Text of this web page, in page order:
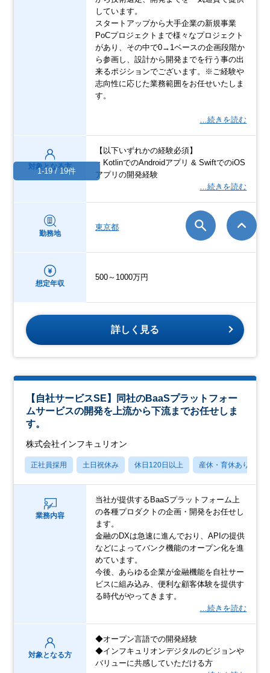
しています。
スタートアップから大手企業の新規事業
PoCプロジェクトまで様々なプロジェクト
があり、その中で0→1ベースの企画段階か
ら参画し、設計から開発までを行う事の出
来るポジションでございます。※ご経験や
志向性に応じた業務範囲をお任せいたしま
す。
…続きを読む
対象となる方
【以下いずれかの経験必須】
・KotlinでのAndroidアプリ & SwiftでのiOS
アプリの開発経験
…続きを読む
勤務地
東京都
想定年収
500～1000万円
詳しく見る
【自社サービスSE】同社のBaaSプラットフォー
ムサービスの開発を上流から下流までお任せしま
す。
株式会社インフキュリオン
正社員採用 土日祝休み 休日120日以上 産休・育休あり
業務内容
当社が提供するBaaSプラットフォーム上
の各種プロダクトの企画・開発をお任せし
ます。
金融のDXは急速に進んでおり、APIの提供
などによってバンク機能のオープン化を進
めています。
今後、あらゆる企業が金融機能を自社サー
ビスに組み込み、便利な顧客体験を提供す
る時代がやってきます。
…続きを読む
対象となる方
◆オープン言語での開発経験
◆インフキュリオンデジタルのビジョンや
バリューに共感していただける方
1-19 / 19件